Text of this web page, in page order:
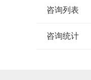
咨询列表
咨询统计